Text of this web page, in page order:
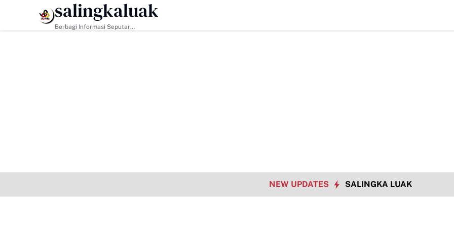
HEADLINE
salingkaluak
Berbagi Informasi Seputar
NEW UPDATES SALINGKA LUAK